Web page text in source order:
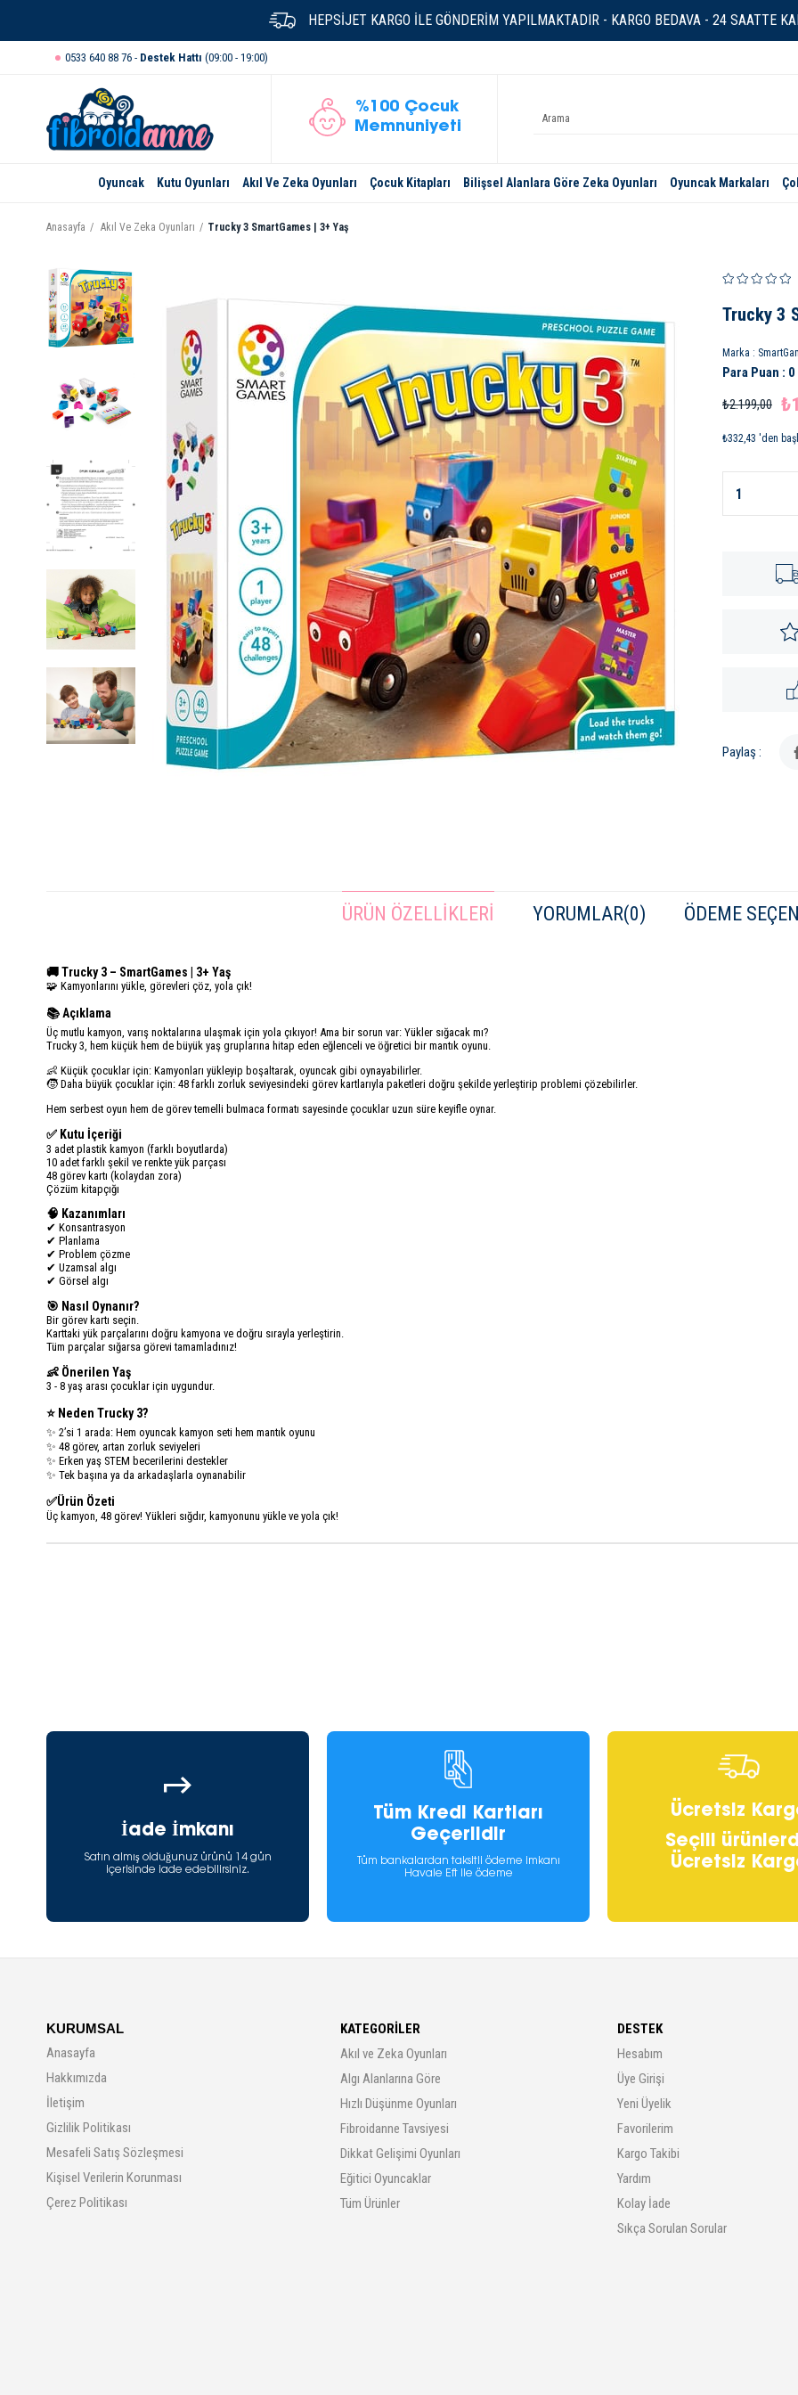
HEPSİJET KARGO İLE GÖNDERİM YAPILMAKTADIR - KARGO BEDAVA - 24 SAATTE
0533 640 88 76 - Destek Hattı (09:00 - 19:00)
%100 Çocuk
Memnuniyeti
Oyuncak Kutu Oyunları Akıl Ve Zeka Oyunları Çocuk Kitapları Bilişsel Alanlara Göre Zeka Oyunları Oyuncak Markaları
Anasayfa Akıl Ve Zeka Oyunları Trucky 3 SmartGames | 3+ Yaş
Trucky 3
Marka :
Para Puan : 0
₺2.199,00
₺332,43 'den
Paylaş :
ÜRÜN ÖZELLIKLERI YORUMLAR(0) ÖDEME
🚚 Trucky 3 – SmartGames | 3+ Yaş
🧩 Kamyonlarını yükle, görevleri çöz, yola çık!
📚 Açıklama
Üç mutlu kamyon, varış noktalarına ulaşmak için yola çıkıyor! Ama bir sorun var: Yükler sığacak mı?
Trucky 3, hem küçük hem de büyük yaş gruplarına hitap eden eğlenceli ve öğretici bir mantık oyunu.
👶 Küçük çocuklar için: Kamyonları yükleyip boşaltarak, oyuncak gibi oynayabilirler.
🧒 Daha büyük çocuklar için: 48 farklı zorluk seviyesindeki görev kartlarıyla paketleri doğru şekilde yerleştirip problemi çözebilirler.
Hem serbest oyun hem de görev temelli bulmaca formatı sayesinde çocuklar uzun süre keyifle oynar.
✅ Kutu İçeriği
3 adet plastik kamyon (farklı boyutlarda)
10 adet farklı şekil ve renkte yük parçası
48 görev kartı (kolaydan zora)
Çözüm kitapçığı
🧠 Kazanımları
✔ Konsantrasyon
✔ Planlama
✔ Problem çözme
✔ Uzamsal algı
✔ Görsel algı
🎯 Nasıl Oynanır?
Bir görev kartı seçin.
Karttaki yük parçalarını doğru kamyona ve doğru sırayla yerleştirin.
Tüm parçalar sığarsa görevi tamamladınız!
👶 Önerilen Yaş
3 - 8 yaş arası çocuklar için uygundur.
⭐ Neden Trucky 3?
✨ 2’si 1 arada: Hem oyuncak kamyon seti hem mantık oyunu
✨ 48 görev, artan zorluk seviyeleri
✨ Erken yaş STEM becerilerini destekler
✨ Tek başına ya da arkadaşlarla oynanabilir
✅Ürün Özeti
Üç kamyon, 48 görev! Yükleri sığdır, kamyonunu yükle ve yola çık!
İade İmkanı
Satın almış olduğunuz ürünü 14 gün
içerisinde iade edebilirsiniz.
Tüm Kredi Kartları
Geçerlidir
Tüm bankalardan taksitli ödeme imkanı
Havale Eft ile ödeme
Ücretsiz
Seçili
Ücretsiz
KURUMSAL
Anasayfa
Hakkımızda
İletişim
Gizlilik Politikası
Mesafeli Satış Sözleşmesi
Kişisel Verilerin Korunması
Çerez Politikası
KATEGORİLER
Akıl ve Zeka Oyunları
Algı Alanlarına Göre
Hızlı Düşünme Oyunları
Fibroidanne Tavsiyesi
Dikkat Gelişimi Oyunları
Eğitici Oyuncaklar
Tüm Ürünler
DESTEK
Hesabım
Üye Girişi
Yeni Üyelik
Favorilerim
Kargo Takibi
Yardım
Kolay İade
Sıkça Sorulan Sorular